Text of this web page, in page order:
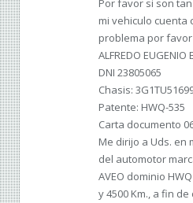
Por favor si son
mi vehiculo cuenta
problema por
ALFREDO EUGENIO
DNI 23805065
Chasis:
Patente: HWQ-535
Carta documento
Me dirijo a Uds. en
del automotor
AVEO dominio
y 4500 Km., a fin